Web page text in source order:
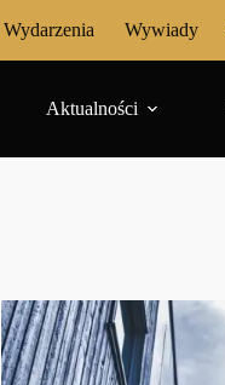
Wydarzenia Wywiady
Aktualności